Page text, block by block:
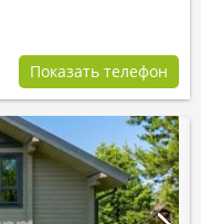
Показать телефон